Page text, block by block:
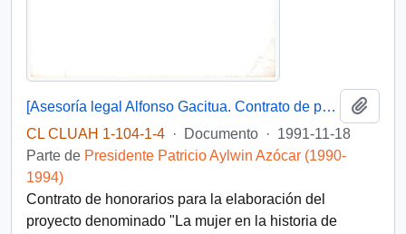
[Asesoría legal Alfonso Gacitua. Contrato de prestación de servicios]
CL CLUAH 1-104-1-4 · Documento · 1991-11-18
Parte de Presidente Patricio Aylwin Azócar (1990-
1994)
Contrato de honorarios para la elaboración del
proyecto denominado "La mujer en la historia de